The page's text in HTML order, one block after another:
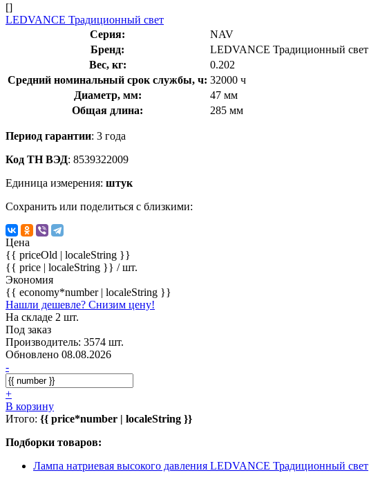
[]
LEDVANCE Традиционный свет
Серия:
NAV
Бренд:
LEDVANCE Традиционный свет
Вес, кг:
0.202
Средний номинальный срок службы, ч: 32000 ч
Диаметр, мм:
47 мм
Общая длина:
285 мм
Период гарантии: 3 года
Код ТН ВЭД: 8539322009
Единица измерения: штук
Сохранить или поделиться с близкими:
Цена
{{ priceOld | localeString }}
{{ price | localeString }} / шт.
Экономия
{{ economy*number | localeString }}
Нашли дешевле? Снизим цену!
На складе 2 шт.
Под заказ
Производитель: 3574 шт.
Обновлено 08.08.2026
-
+
В корзину
Итого: {{ price*number | localeString }}
Подборки товаров:
Лампа натриевая высокого давления LEDVANCE Традиционный свет